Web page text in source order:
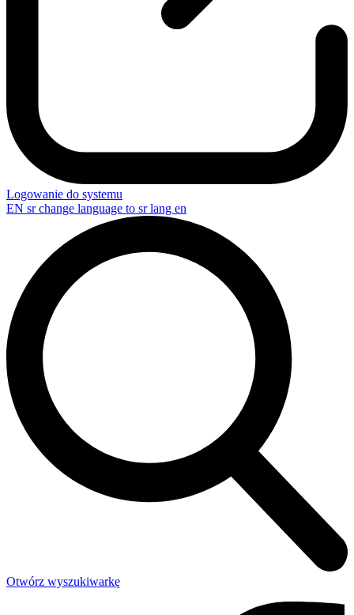
Logowanie do systemu
EN sr change language to sr lang en
Otwórz wyszukiwarkę